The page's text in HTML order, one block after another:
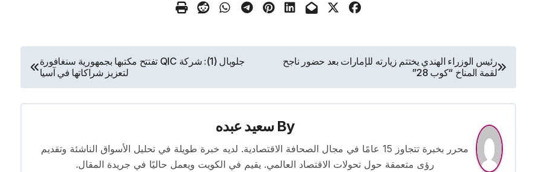
تصفّح
المقالات
رئيس الوزراء الهندي يختتم زيارته للإمارات بعد حضور ناجح
لقمة المناخ “كوب 28”
جلوبال (1): شركة QIC تفتتح مكتبها بجمهورية سنغافورة
لتعزيز شراكاتها في آسيا
By سعيد عبده
محرر بخبرة تتجاوز 15 عامًا في مجال الصحافة الاقتصادية. لديه خبرة طويلة في تحليل الأسواق الناشئة وتقديم
رؤى متعمقة حول تحولات الاقتصاد العالمي. يقيم في الكويت ويعمل حاليًا في جريدة المقال.